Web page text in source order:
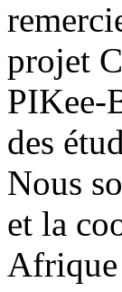
projet
PIKee-
des
Nous
et la
Afrique